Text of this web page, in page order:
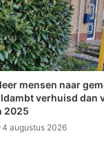
o
l
f
-
m
e
e
mensen naar
verhuisd dan
2025
4 augustus 2026